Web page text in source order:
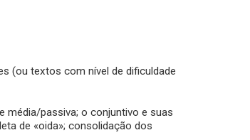
(ou textos com nível de dificuldade
passiva; o conjuntivo e suas
de «oida»; consolidação dos